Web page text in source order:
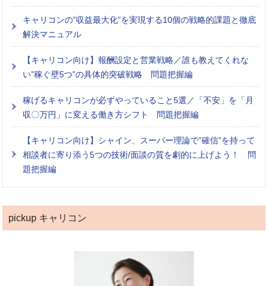
キャリコンの”収益最大化”を実現する10個の戦略的課題と徹底
解決マニュアル
【キャリコン向け】報酬設定と営業戦略／誰も教えてくれな
い”稼ぐ壁5つ”の具体的突破戦略 問題把握編
稼げるキャリコンが必ずやっていること5選／「不安」を「月
収〇万円」に変える働き方シフト 問題把握編
【キャリコン向け】シャイン、スーパー理論で”確信”を持って
相談者に寄り添う5つの技術/面談の質を劇的に上げよう！ 問
題把握編
pickup キャリコン